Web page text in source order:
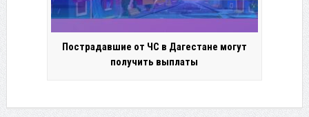
Пострадавшие от ЧС в Дагестане могут
получить выплаты